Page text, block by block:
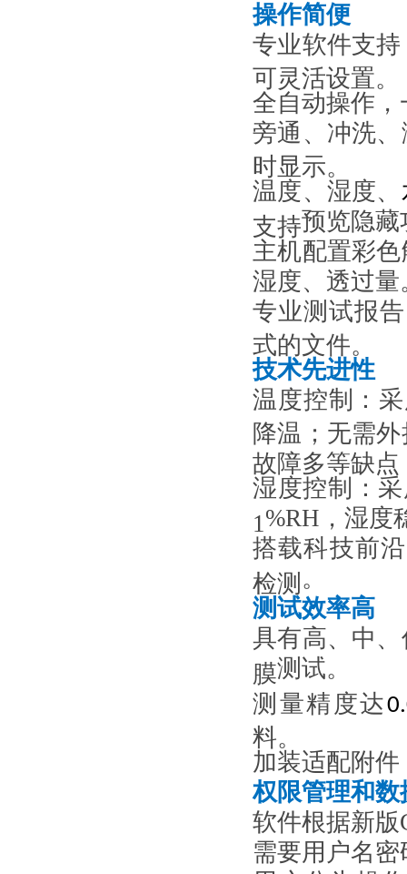
操作简便
专业软件支
可灵活设置。
全自动操作，
旁通 、 冲洗
时显示。
温度、 湿度、
支持预览隐
主机配置彩
湿度、 透过量
专业测试报
式的文件。
技术先进性
温度控制：
降温；无需
故障多等缺点
湿度控制：
1 %RH ，湿度
搭载科技前
检测 。
测试效率高
具有高、中
膜测试。
测量精度达
料。
加装适配附
权限管理和数
软件根据新版
需要用户名